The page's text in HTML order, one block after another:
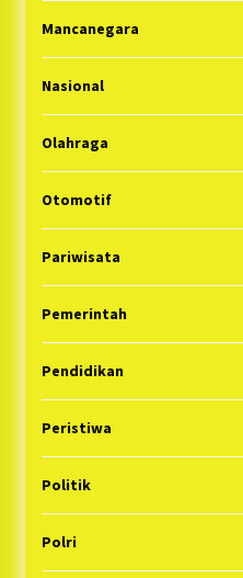
Mancanegara
Nasional
Olahraga
Otomotif
Pariwisata
Pemerintah
Pendidikan
Peristiwa
Politik
Polri